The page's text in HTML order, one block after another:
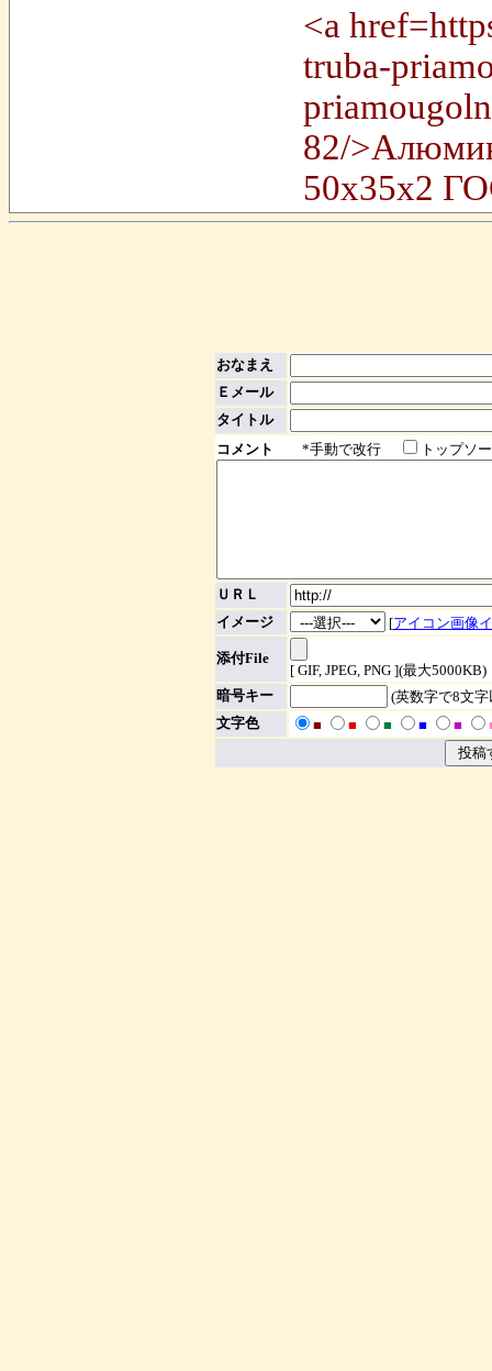
<a
truba-
82/
50x35x2
おなまえ
Ｅメール
タイトル
コメント *手動で改行 トップソ
ＵＲＬ
イメージ
[アイコン画像
添付File
[ GIF, JPEG, PNG ](最大5000KB)
暗号キー
(英数字で8文
文字色
■ ■ ■ ■ ■